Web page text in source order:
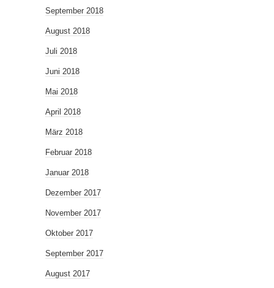
September 2018
August 2018
Juli 2018
Juni 2018
Mai 2018
April 2018
März 2018
Februar 2018
Januar 2018
Dezember 2017
November 2017
Oktober 2017
September 2017
August 2017